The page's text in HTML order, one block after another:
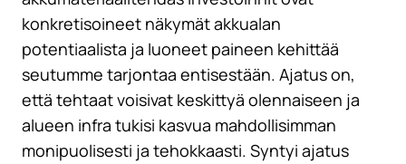
konkretisoineet näkymät akkualan
potentiaalista ja luoneet paineen kehittää
seutumme tarjontaa entisestään. Ajatus on,
että tehtaat voisivat keskittyä olennaiseen ja
alueen infra tukisi kasvua mahdollisimman
monipuolisesti ja tehokkaasti. Syntyi ajatus